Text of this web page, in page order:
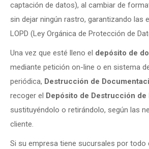
captación de datos), al cambiar de
sin dejar ningún rastro, garantizando las
LOPD (Ley Orgánica de Protección de
Una vez que esté lleno el depósito de
mediante petición on-line o en sistema
periódica, Destrucción de
recoger el Depósito de Destrucción de
sustituyéndolo o retirándolo, según las
cliente.
Si su empresa tiene sucursales por todo